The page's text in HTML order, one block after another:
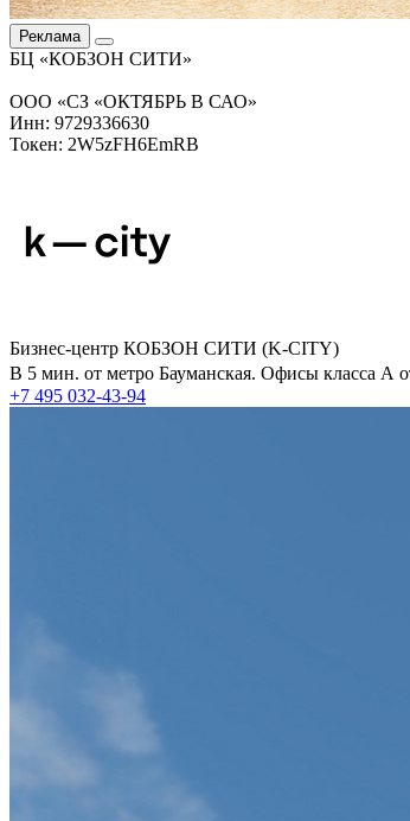
Реклама
БЦ «КОБЗОН СИТИ»
ООО «СЗ «ОКТЯБРЬ В САО»
Инн: 9729336630
Токен: 2W5zFH6EmRB
Бизнес-центр КОБЗОН СИТИ (K-CITY)
В 5 мин. от метро Бауманская. Офисы класса А
+7 495 032-43-94